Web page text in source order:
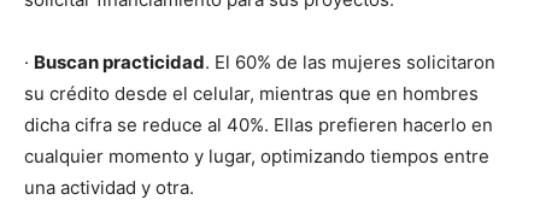
· Buscan practicidad. El 60% de las mujeres solicitaron
su crédito desde el celular, mientras que en hombres
dicha cifra se reduce al 40%. Ellas prefieren hacerlo en
cualquier momento y lugar, optimizando tiempos entre
una actividad y otra.